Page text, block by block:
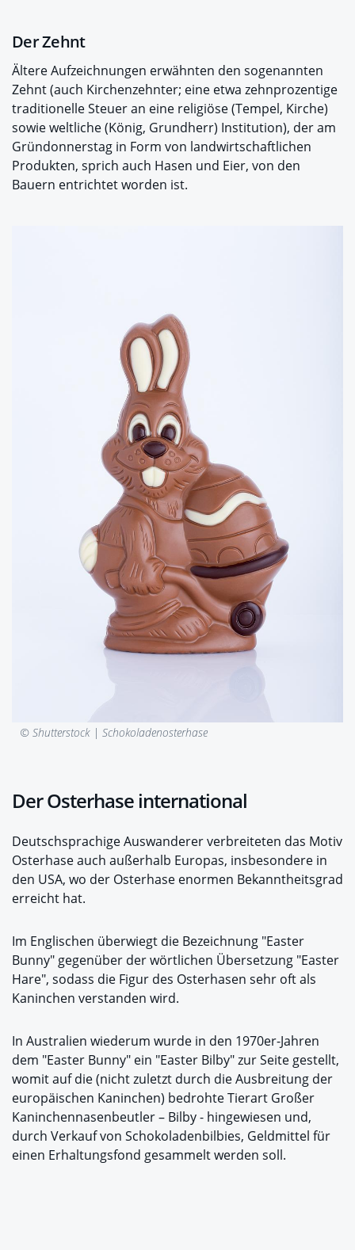
Der Zehnt
Ältere Aufzeichnungen erwähnten den sogenannten
Zehnt (auch Kirchenzehnter; eine etwa zehnprozentige
traditionelle Steuer an eine religiöse (Tempel, Kirche)
sowie weltliche (König, Grundherr) Institution), der am
Gründonnerstag in Form von landwirtschaftlichen
Produkten, sprich auch Hasen und Eier, von den
Bauern entrichtet worden ist.
© Shutterstock | Schokoladenosterhase
Der Osterhase international
Deutschsprachige Auswanderer verbreiteten das Motiv
Osterhase auch außerhalb Europas, insbesondere in
den USA, wo der Osterhase enormen Bekanntheitsgrad
erreicht hat.
Im Englischen überwiegt die Bezeichnung "Easter
Bunny" gegenüber der wörtlichen Übersetzung "Easter
Hare", sodass die Figur des Osterhasen sehr oft als
Kaninchen verstanden wird.
In Australien wiederum wurde in den 1970er-Jahren
dem "Easter Bunny" ein "Easter Bilby" zur Seite gestellt,
womit auf die (nicht zuletzt durch die Ausbreitung der
europäischen Kaninchen) bedrohte Tierart Großer
Kaninchennasenbeutler – Bilby - hingewiesen und,
durch Verkauf von Schokoladenbilbies, Geldmittel für
einen Erhaltungsfond gesammelt werden soll.